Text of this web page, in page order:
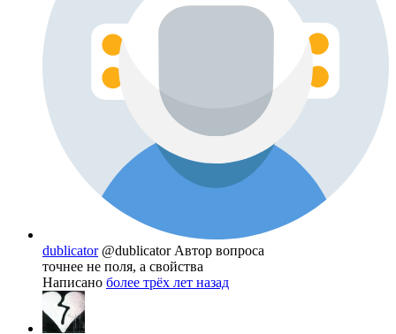
dublicator @dublicator Автор вопроса
точнее не поля, а свойства
Написано более трёх лет назад